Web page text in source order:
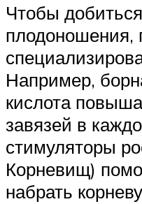
Чтобы
плодоношения,
Например,
кислота
завязей в
стимуляторы
Корневищ)
набрать